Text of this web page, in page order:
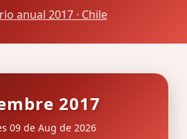
anual 2017 · Chile
2017
09 de Aug de 2026